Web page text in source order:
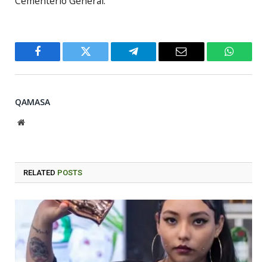
Facebook Twitter Telegram Email
QAMASA
Website
RELATED POSTS